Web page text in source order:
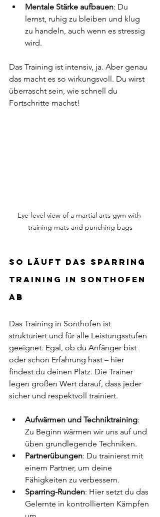
Mentale Stärke aufbauen: Du
lernst, ruhig zu bleiben und klug
zu handeln, auch wenn es stressig
wird.
Das Training ist intensiv, ja. Aber genau
das macht es so wirkungsvoll. Du wirst
überrascht sein, wie schnell du
Fortschritte machst!
Eye-level view of a martial arts gym with
training mats and punching bags
So läuft das Sparring
Training in Sonthofen
ab
Das Training in Sonthofen ist
strukturiert und für alle Leistungsstufen
geeignet. Egal, ob du Anfänger bist
oder schon Erfahrung hast – hier
findest du deinen Platz. Die Trainer
legen großen Wert darauf, dass jeder
sicher und respektvoll trainiert.
Aufwärmen und Techniktraining:
Zu Beginn wärmen wir uns auf und
üben grundlegende Techniken.
Partnerübungen: Du trainierst mit
einem Partner, um deine
Fähigkeiten zu verbessern.
Sparring-Runden: Hier setzt du das
Gelernte in kontrollierten Kämpfen